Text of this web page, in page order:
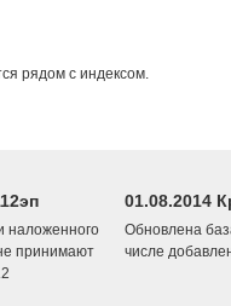
рядом с индексом.
наложенного
принимают
01.08.2014
Обновлена
числе